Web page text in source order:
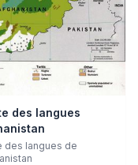
des langues
des langues de